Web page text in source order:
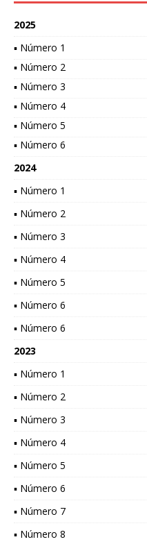
2025
▪ Número 1
▪ Número 2
▪ Número 3
▪ Número 4
▪ Número 5
▪ Número 6
2024
▪ Número 1
▪ Número 2
▪ Número 3
▪ Número 4
▪ Número 5
▪ Número 6
▪ Número 6
2023
▪ Número 1
▪ Número 2
▪ Número 3
▪ Número 4
▪ Número 5
▪ Número 6
▪ Número 7
▪ Número 8